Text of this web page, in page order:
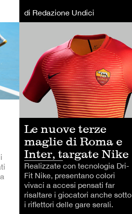
di Redazione Undici
Le nuove terze
maglie di Roma e
Inter, targate Nike
Realizzate con tecnologia Dri-
Fit Nike, presentano colori
vivaci a accesi pensati far
risaltare i giocatori anche sotto
i riflettori delle gare serali.